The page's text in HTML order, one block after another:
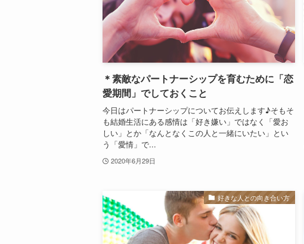
＊素敵なパートナーシップを育むために「恋
愛期間」でしておくこと
今日はパートナーシップについてお伝えします♪そもそ
も結婚生活にある感情は「好き嫌い」ではなく「愛お
しい」とか「なんとなくこの人と一緒にいたい」とい
う「愛情」で...
2020年6月29日
好きな人との向き合い方